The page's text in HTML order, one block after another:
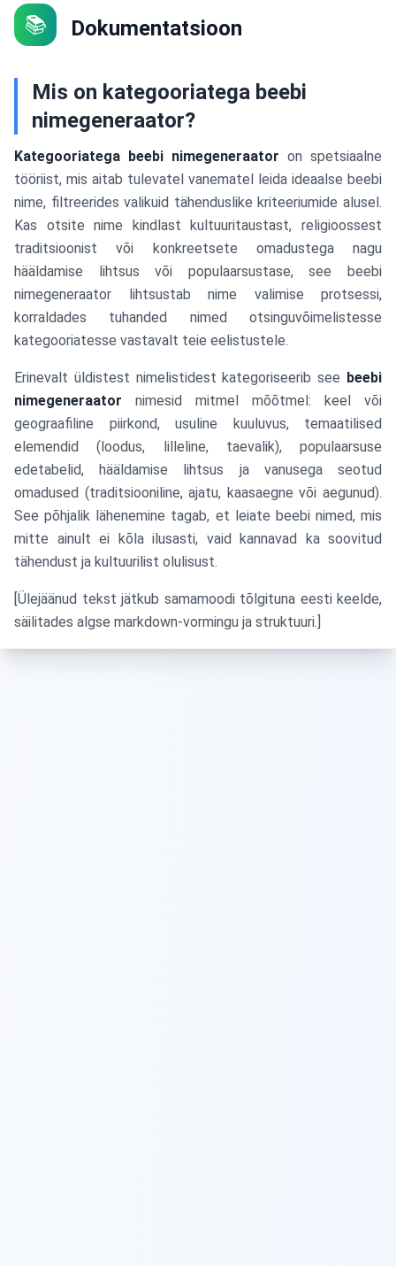
📚 Dokumentatsioon
Mis on kategooriatega beebi
nimegeneraator?
Kategooriatega beebi nimegeneraator on spetsiaalne
tööriist, mis aitab tulevatel vanematel leida ideaalse beebi
nime, filtreerides valikuid tähenduslike kriteeriumide alusel.
Kas otsite nime kindlast kultuuritaustast, religioossest
traditsioonist või konkreetsete omadustega nagu
hääldamise lihtsus või populaarsustase, see beebi
nimegeneraator lihtsustab nime valimise protsessi,
korraldades tuhanded nimed otsinguvõimelistesse
kategooriatesse vastavalt teie eelistustele.
Erinevalt üldistest nimelistidest kategoriseerib see beebi
nimegeneraator nimesid mitmel mõõtmel: keel või
geograafiline piirkond, usuline kuuluvus, temaatilised
elemendid (loodus, lilleline, taevalik), populaarsuse
edetabelid, hääldamise lihtsus ja vanusega seotud
omadused (traditsiooniline, ajatu, kaasaegne või aegunud).
See põhjalik lähenemine tagab, et leiate beebi nimed, mis
mitte ainult ei kõla ilusasti, vaid kannavad ka soovitud
tähendust ja kultuurilist olulisust.
[Ülejäänud tekst jätkub samamoodi tõlgituna eesti keelde,
säilitades algse markdown-vormingu ja struktuuri.]